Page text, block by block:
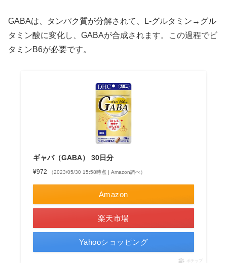
GABAは、タンパク質が分解されて、L-グルタミン→グル
タミン酸に変化し、GABAが合成されます。この過程でビ
タミンB6が必要です。
ギャバ（GABA） 30日分
¥972 （2023/05/30 15:58時点 | Amazon調べ）
Amazon
楽天市場
Yahooショッピング
ポチップ